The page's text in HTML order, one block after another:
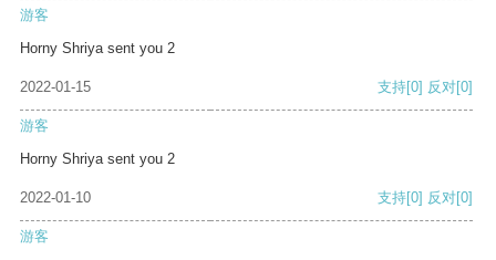
游客
Horny Shriya sent you 2
2022-01-15 支持[0] 反对[0]
游客
Horny Shriya sent you 2
2022-01-10 支持[0] 反对[0]
游客